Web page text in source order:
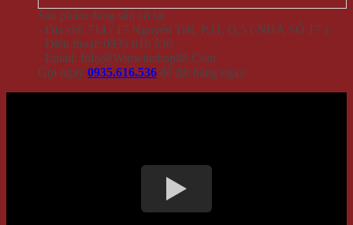
Sản phẩm đang sẵn có tại
- Địa chỉ: 714 / 17 Nguyễn Trãi, P.11, Q.5 ( NHÀ SỐ 17 )
- Điện thoại: 0935 616 536
- Email: Info@Winwinshop88.Com
Gọi ngay 0935.616.536 để đặt hàng ngay.